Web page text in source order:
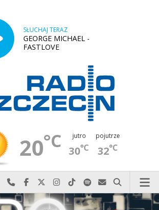
SŁUCHAJ TERAZ
GEORGE MICHAEL -
FASTLOVE
20°C jutro
30°C
pojutrze
32°C
Najlepiej po prostu do nas zadzwoń
Odwiedź nas na Facebook-u
Odwiedź nas na X
Odwiedź nas na Instagram-ie
Odwiedź nas na TikTok-u
Szukaj nas na Spotify
Wyślij do nas
Szukaj